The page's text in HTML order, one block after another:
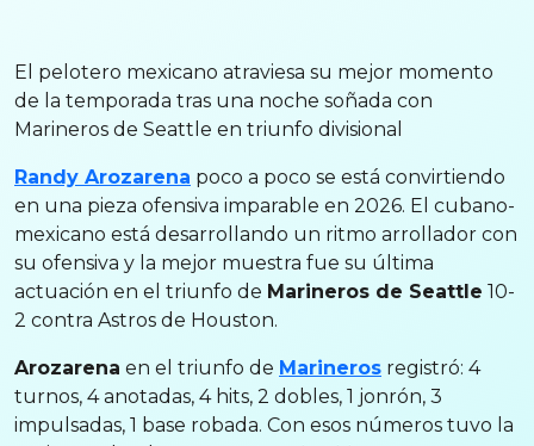
El pelotero mexicano atraviesa su mejor momento
de la temporada tras una noche soñada con
Marineros de Seattle en triunfo divisional
Randy Arozarena poco a poco se está convirtiendo
en una pieza ofensiva imparable en 2026. El cubano-
mexicano está desarrollando un ritmo arrollador con
su ofensiva y la mejor muestra fue su última
actuación en el triunfo de Marineros de Seattle 10-
2 contra Astros de Houston.
Arozarena en el triunfo de Marineros registró: 4
turnos, 4 anotadas, 4 hits, 2 dobles, 1 jonrón, 3
impulsadas, 1 base robada. Con esos números tuvo la